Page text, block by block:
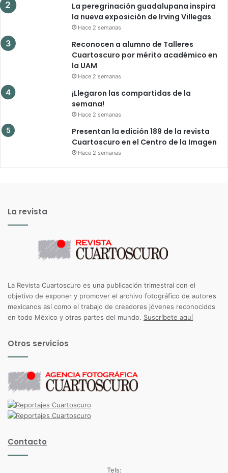
La peregrinación guadalupana inspira
la nueva exposición de Irving Villegas
Hace 2 semanas
Reconocen a alumno de Talleres
Cuartoscuro por mérito académico en
la UAM
Hace 2 semanas
¡Llegaron las compartidas de la
semana!
Hace 2 semanas
Presentan la edición 189 de la revista
Cuartoscuro en el Centro de la Imagen
Hace 2 semanas
La revista
La Revista Cuartoscuro es una publicación trimestral con el
objetivo de exponer y promover el archivo fotográfico de autores
mexicanos así como el trabajo de creadores jóvenes reconocidos
en todo México y otras partes del mundo. Suscríbete aquí
Otros servicios
Contacto
Tels: